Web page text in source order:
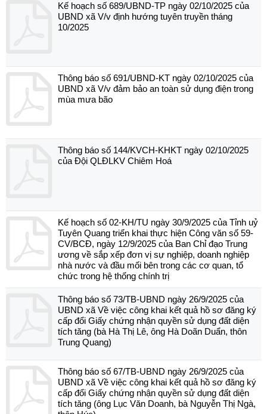
Kế hoạch số 689/UBND-TP ngày 02/10/2025 của
UBND xã V/v định hướng tuyên truyền tháng
10/2025
Thông báo số 691/UBND-KT ngày 02/10/2025 của
UBND xã V/v đảm bảo an toàn sử dụng điện trong
mùa mưa bão
Thông báo số 144/KVCH-KHKT ngày 02/10/2025
của Đội QLĐLKV Chiêm Hoá
Kế hoạch số 02-KH/TU ngày 30/9/2025 của Tỉnh uỷ
Tuyên Quang triển khai thực hiện Công văn số 59-
CV/BCĐ, ngày 12/9/2025 của Ban Chỉ đạo Trung
ương về sắp xếp đơn vị sự nghiệp, doanh nghiệp
nhà nước và đầu mối bên trong các cơ quan, tổ
chức trong hệ thống chính trị
Thông báo số 73/TB-UBND ngày 26/9/2025 của
UBND xã Về việc công khai kết quả hồ sơ đăng ký
cấp đổi Giấy chứng nhận quyền sử dụng đất diện
tích tăng (bà Hà Thị Lê, ông Hà Doãn Duẩn, thôn
Trung Quang)
Thông báo số 67/TB-UBND ngày 26/9/2025 của
UBND xã Về việc công khai kết quả hồ sơ đăng ký
cấp đổi Giấy chứng nhận quyền sử dụng đất diện
tích tăng (ông Lục Văn Doanh, bà Nguyễn Thị Ngà,